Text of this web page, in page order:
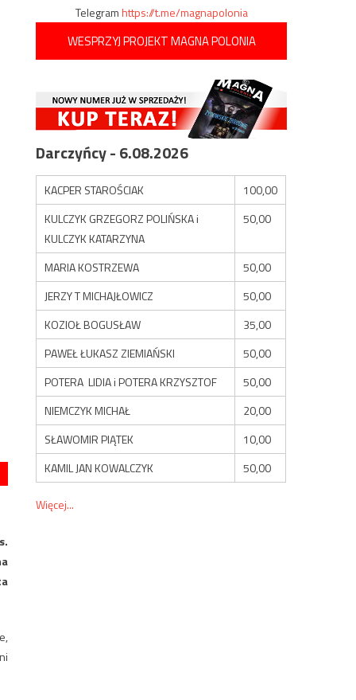
Telegramhttps://t.me/magnapolonia
WESPRZYJ PROJEKT MAGNA POLONIA
Darczyńcy - 6.08.2026
KACPER STAROŚCIAK
100,00
KULCZYK GRZEGORZ POLIŃSKA i
KULCZYK KATARZYNA
50,00
MARIA KOSTRZEWA
50,00
JERZY T MICHAJŁOWICZ
50,00
KOZIOŁ BOGUSŁAW
35,00
PAWEŁ ŁUKASZ ZIEMIAŃSKI
50,00
POTERA LIDIA i POTERA KRZYSZTOF
50,00
NIEMCZYK MICHAŁ
20,00
SŁAWOMIR PIĄTEK
10,00
KAMIL JAN KOWALCZYK
50,00
Więcej...